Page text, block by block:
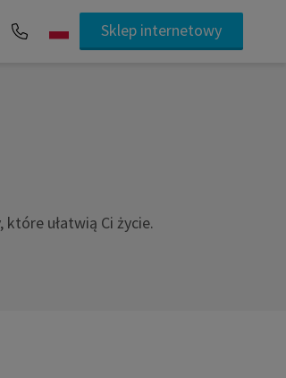
Sklep internetowy
ułatwią Ci życie.